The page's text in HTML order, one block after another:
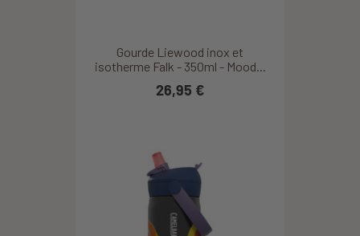
Gourde Liewood inox et
isotherme Falk - 350ml - Mood...
26,95 €